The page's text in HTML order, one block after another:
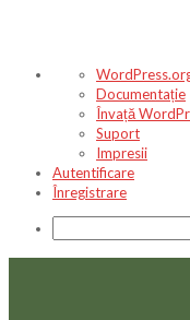
Despre
WordPressDocumentație
Învață
Suport
Impresii
Autentificare
Înregistrare